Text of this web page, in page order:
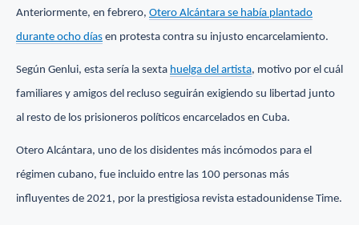
Anteriormente, en febrero, Otero Alcántara se había plantado
durante ocho días en protesta contra su injusto encarcelamiento.
Según Genlui, esta sería la sexta huelga del artista, motivo por el cuál
familiares y amigos del recluso seguirán exigiendo su libertad junto
al resto de los prisioneros políticos encarcelados en Cuba.
Otero Alcántara, uno de los disidentes más incómodos para el
régimen cubano, fue incluido entre las 100 personas más
influyentes de 2021, por la prestigiosa revista estadounidense Time.